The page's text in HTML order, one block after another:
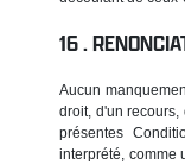
Aucun
droit, d'un
présentes
interprété, comme